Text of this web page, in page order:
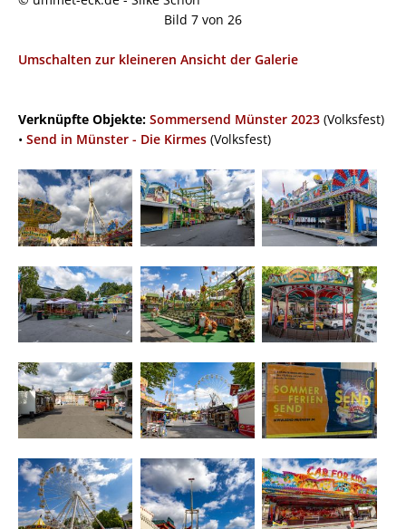
Bild 7 von 26
Umschalten zur kleineren Ansicht der Galerie
Verknüpfte Objekte: Sommersend Münster 2023 (Volksfest)
• Send in Münster - Die Kirmes (Volksfest)